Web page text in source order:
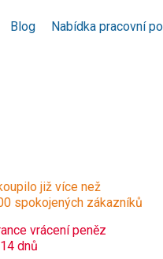
Blog Nabídka pracovní
již více než
spokojených zákazníků
vrácení peněz
dnů